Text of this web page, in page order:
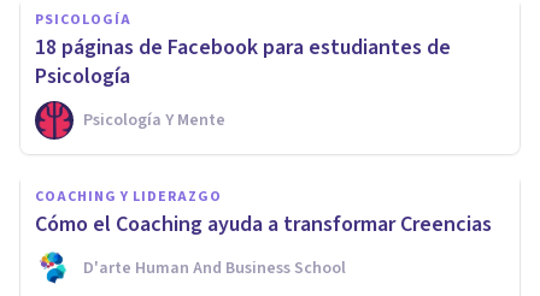
PSICOLOGÍA
​18 páginas de Facebook para estudiantes de
Psicología
Psicología Y Mente
COACHING Y LIDERAZGO
Cómo el Coaching ayuda a transformar Creencias
D'arte Human And Business School
COACHING Y LIDERAZGO
El Coaching como potenciador
de la autoestima: ¿cómo nos
ayuda?